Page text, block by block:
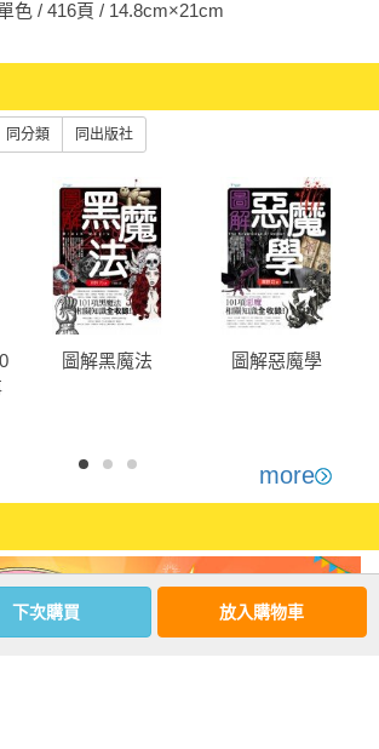
/ 單色 / 416頁 / 14.8cm×21cm
同分類 同出版社
圖解黑魔法 圖解惡魔學
more
下次購買 放入購物車